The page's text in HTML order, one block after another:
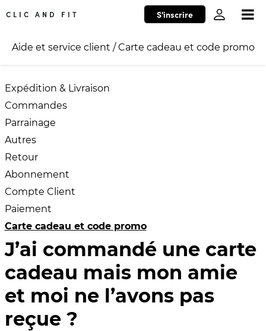
CLIC AND FIT S'inscrire
Aide et service client /Carte cadeau et code promo
Expédition & Livraison
Commandes
Parrainage
Autres
Retour
Abonnement
Compte Client
Paiement
Carte cadeau et code promo
J’ai commandé une carte
cadeau mais mon amie
et moi ne l’avons pas
reçue ?